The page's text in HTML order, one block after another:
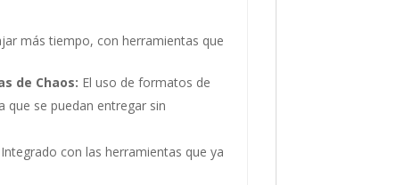
más tiempo, con herramientas que
de Chaos: El uso de formatos de
que se puedan entregar sin
Integrado con las herramientas que ya